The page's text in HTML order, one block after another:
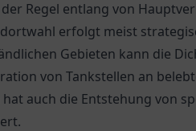
Regel entlang von
erfolgt meist
Gebieten kann die
von Tankstellen an
auch die Entstehung von